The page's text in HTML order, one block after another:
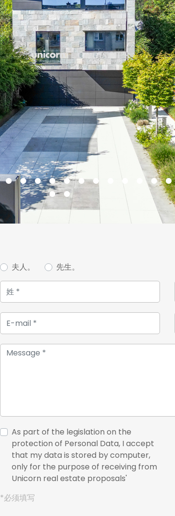
L'espace nuit se situe
découvrirez deux
chacune sa salle de
découvrirez
qu'une grande
La suite parentale se
un espace illuminé
un véritable havre de
accompagnent cette
Au sous-sol, vous
accueillir un sauna, un
grande salle de fitness
Cette propriété
voitures et de 4
Pour plus de
夫人。 先生。
As part of the legislation on the
protection of Personal Data, I accept
that my data is stored by computer,
only for the purpose of receiving from
Unicorn real estate proposals'
*必须填写